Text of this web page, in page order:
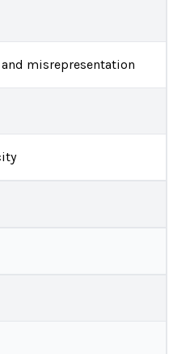
misrepresentation